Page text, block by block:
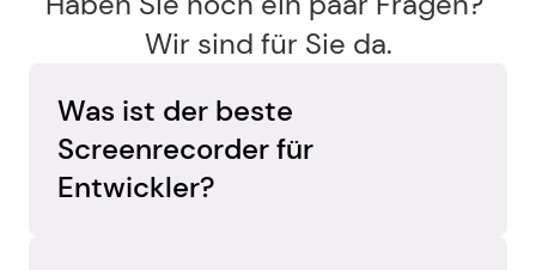
Wir sind für Sie da.
Was ist der beste
Screenrecorder für
Entwickler?